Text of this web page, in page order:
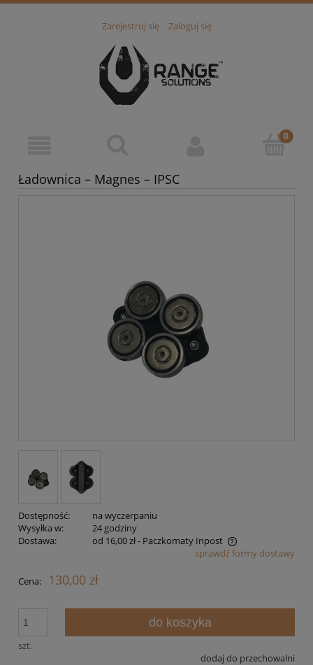
Zarejestruj się Zaloguj się
Ładownica – Magnes – IPSC
Dostępność:
na wyczerpaniu
Wysyłka w:
24 godziny
Dostawa:
od 16,00 zł- Paczkomaty Inpost
Cena nie zawiera ewentualnych kosztów płatnościsprawdź formy dostawy
Cena: 130,00 zł
szt.
do koszyka
dodaj do przechowalni